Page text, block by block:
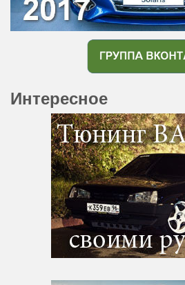
Интересное